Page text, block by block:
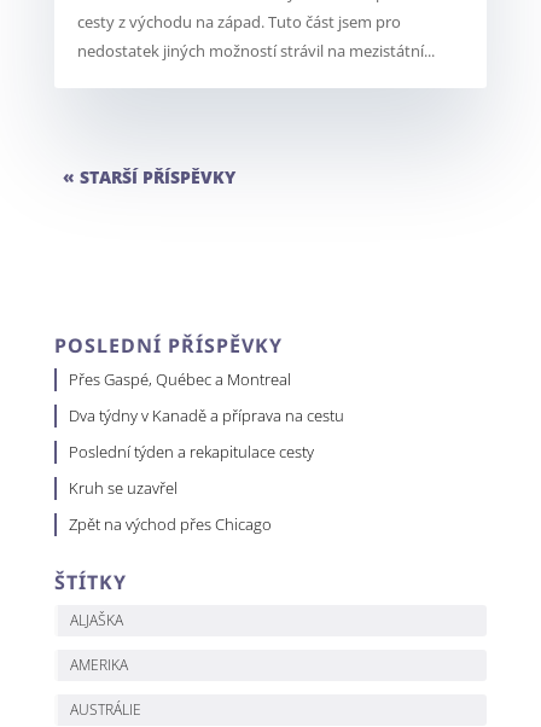
cesty z východu na západ. Tuto část jsem pro
nedostatek jiných možností strávil na mezistátní...
« STARŠÍ PŘÍSPĚVKY
POSLEDNÍ PŘÍSPĚVKY
Přes Gaspé, Québec a Montreal
Dva týdny v Kanadě a příprava na cestu
Poslední týden a rekapitulace cesty
Kruh se uzavřel
Zpět na východ přes Chicago
ŠTÍTKY
ALJAŠKA
AMERIKA
AUSTRÁLIE